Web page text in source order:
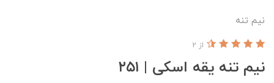
نیم تنه
نیم تنه یقه اسکی | ۲۵۱
از 2